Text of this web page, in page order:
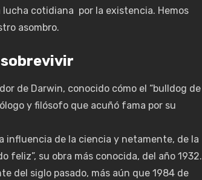
cotidiana por la existencia. Hemos
asombro.
de Darwin, conocido cómo el “bulldog de
y filósofo que acuñó fama por su
influencia de la ciencia y netamente, de la
feliz”, su obra más conocida, del año 1932.
del siglo pasado, más aún que 1984 de